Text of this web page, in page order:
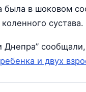
была в шоковом
сустава.
Днепра”
и двух